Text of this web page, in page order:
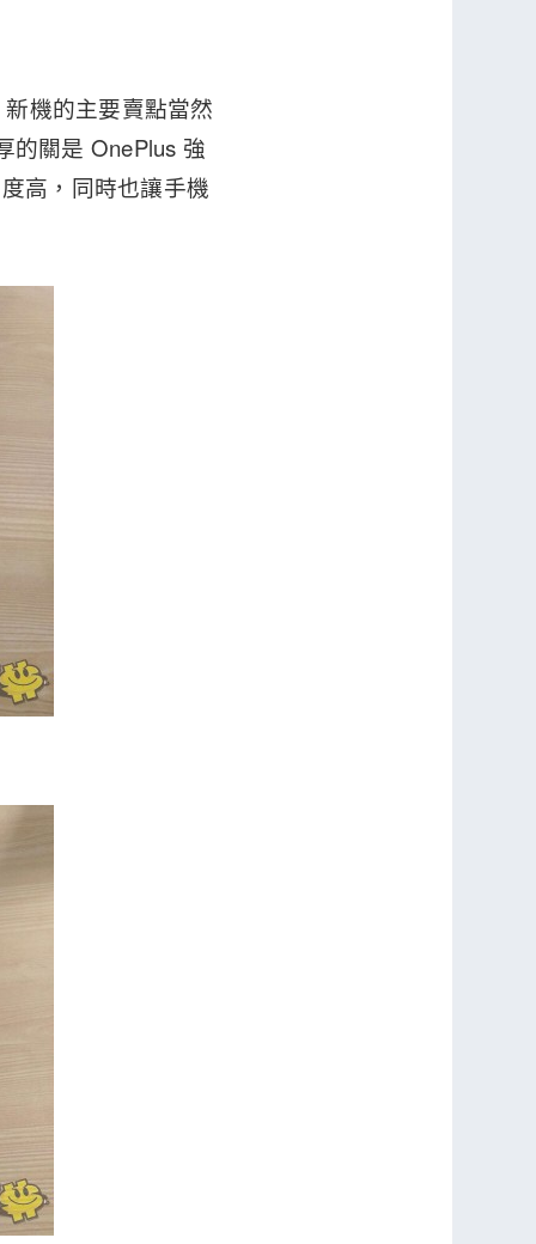
機的主要賣點當然
的關是 OnePlus 強
高，同時也讓手機